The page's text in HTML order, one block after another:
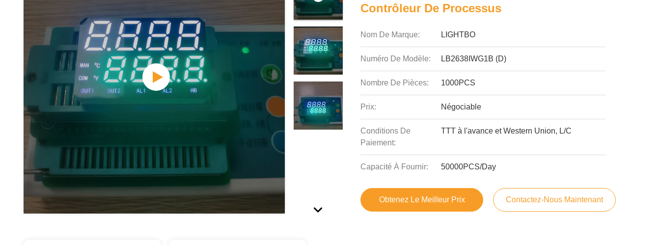
Contrôleur De Processus
Nom De Marque: LIGHTBO
Numéro De Modèle: LB2638IWG1B (D)
Nombre De Pièces: 1000PCS
Prix: Négociable
Conditions De
Paiement:
TTT à l'avance et Western Union, L/C
Capacité À Fournir: 50000PCS/Day
Obtenez Le Meilleur Prix Contactez-Nous Maintenant